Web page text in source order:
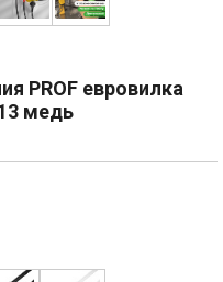
PROF евровилка
медь